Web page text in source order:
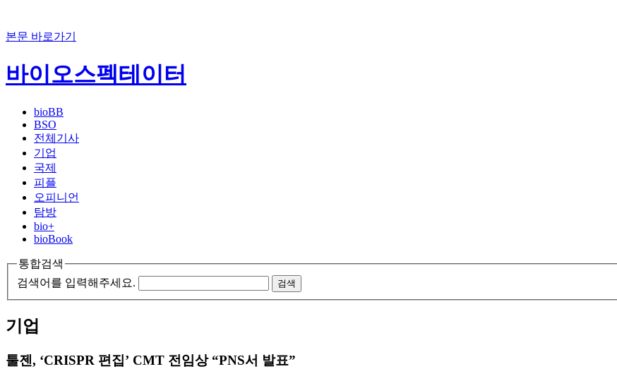
본문 바로가기
바이오스펙테이터
bioBB
BSO
전체기사
기업
국제
피플
오피니언
탐방
bio+
bioBook
통합검색
검색어를 입력해주세요.
검색
기업
툴젠, ‘CRISPR 편집’ CMT 전임상 “PNS서 발표”